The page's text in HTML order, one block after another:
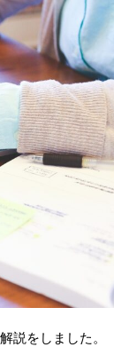
説をしました。